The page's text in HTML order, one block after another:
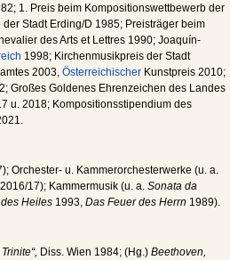
1. Preis beim Kompositionswettbewerb der
Stadt Erding/D 1985; Preisträger beim
des Arts et Lettres 1990; Joaquín-
1998; Kirchenmusikpreis der Stadt
2003, Österreichischer Kunstpreis 2010;
Großes Goldenes Ehrenzeichen des Landes
u. 2018; Kompositionsstipendium des
Orchester- u. Kammerorchesterwerke (u. a.
2016/17); Kammermusik (u. a. Sonata da
Heiles 1993, Das Feuer des Herrn 1989).
Diss. Wien 1984; (Hg.) Beethoven,